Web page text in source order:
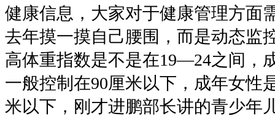
健康信息，大家对于健康管理方面
去年摸一摸自己腰围，而是动态监
高体重指数是不是在19—24之间，
一般控制在90厘米以下，成年女性
米以下，刚才进鹏部长讲的青少年